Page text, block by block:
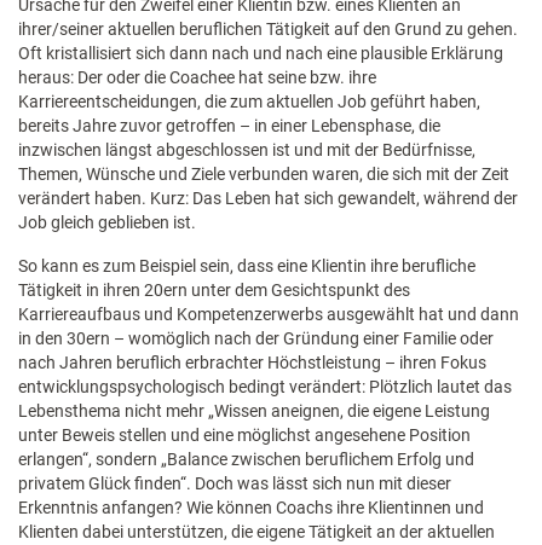
Ursache für den Zweifel einer Klientin bzw. eines Klienten an
ihrer/seiner aktuellen beruflichen Tätigkeit auf den Grund zu gehen.
Oft kristallisiert sich dann nach und nach eine plausible Erklärung
heraus: Der oder die Coachee hat seine bzw. ihre
Karriereentscheidungen, die zum aktuellen Job geführt haben,
bereits Jahre zuvor getroffen – in einer Lebensphase, die
inzwischen längst abgeschlossen ist und mit der Bedürfnisse,
Themen, Wünsche und Ziele verbunden waren, die sich mit der Zeit
verändert haben. Kurz: Das Leben hat sich gewandelt, während der
Job gleich geblieben ist.
So kann es zum Beispiel sein, dass eine Klientin ihre berufliche
Tätigkeit in ihren 20ern unter dem Gesichtspunkt des
Karriereaufbaus und Kompetenzerwerbs ausgewählt hat und dann
in den 30ern – womöglich nach der Gründung einer Familie oder
nach Jahren beruflich erbrachter Höchstleistung – ihren Fokus
entwicklungspsychologisch bedingt verändert: Plötzlich lautet das
Lebensthema nicht mehr „Wissen aneignen, die eigene Leistung
unter Beweis stellen und eine möglichst angesehene Position
erlangen“, sondern „Balance zwischen beruflichem Erfolg und
privatem Glück finden“. Doch was lässt sich nun mit dieser
Erkenntnis anfangen? Wie können Coachs ihre Klientinnen und
Klienten dabei unterstützen, die eigene Tätigkeit an der aktuellen